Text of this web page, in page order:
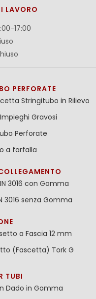
LAVORO
17:00
PERFORATE
Stringitubo in Rilievo
Gravosi
Perforate
a farfalla
3016 con Gomma
3016 senza Gomma
a Fascia 12 mm
(Fascetta) Tork G
TUBI
Dado in Gomma